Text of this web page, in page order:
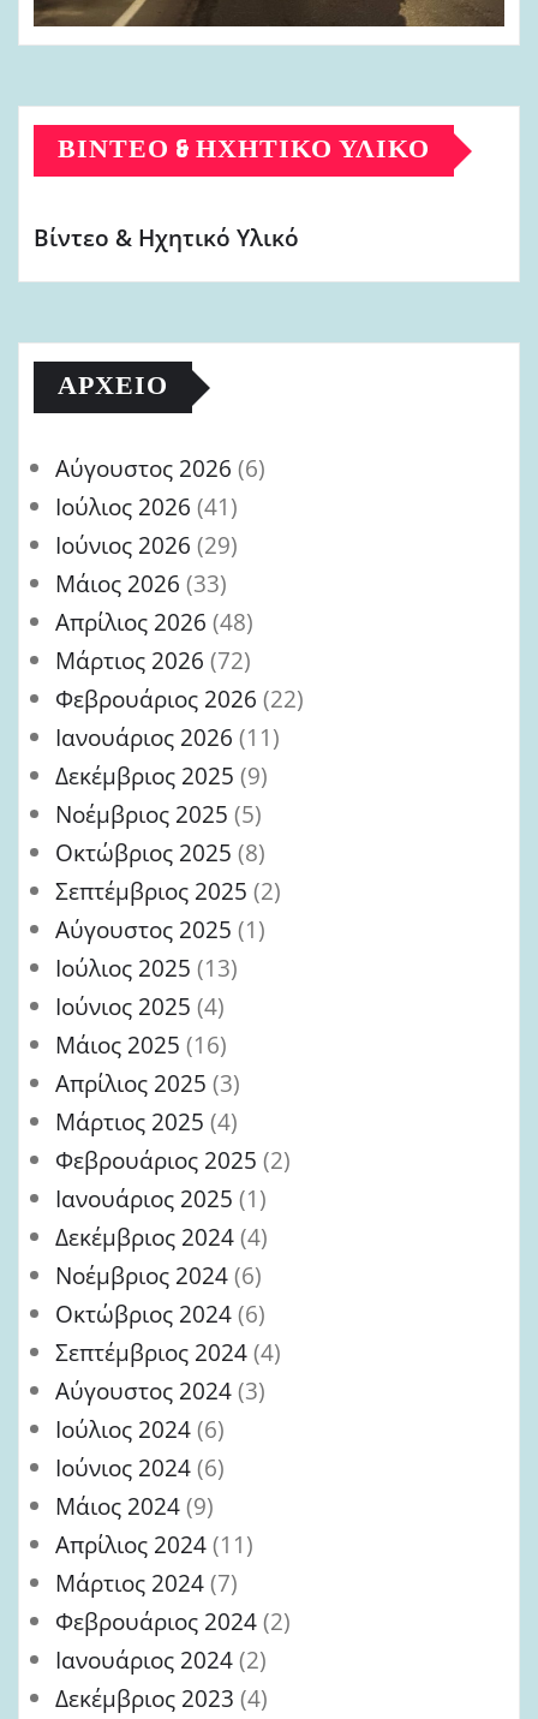
ΒΊΝΤΕΟ & ΗΧΗΤΙΚΌ ΥΛΙΚΌ
Βίντεο & Ηχητικό Υλικό
ΑΡΧΕΊΟ
Αύγουστος 2026 (6)
Ιούλιος 2026 (41)
Ιούνιος 2026 (29)
Μάιος 2026 (33)
Απρίλιος 2026 (48)
Μάρτιος 2026 (72)
Φεβρουάριος 2026 (22)
Ιανουάριος 2026 (11)
Δεκέμβριος 2025 (9)
Νοέμβριος 2025 (5)
Οκτώβριος 2025 (8)
Σεπτέμβριος 2025 (2)
Αύγουστος 2025 (1)
Ιούλιος 2025 (13)
Ιούνιος 2025 (4)
Μάιος 2025 (16)
Απρίλιος 2025 (3)
Μάρτιος 2025 (4)
Φεβρουάριος 2025 (2)
Ιανουάριος 2025 (1)
Δεκέμβριος 2024(4)
Νοέμβριος 2024(6)
Οκτώβριος 2024(6)
Σεπτέμβριος 2024(4)
Αύγουστος 2024(3)
Ιούλιος 2024(6)
Ιούνιος 2024(6)
Μάιος 2024(9)
Απρίλιος 2024(11)
Μάρτιος 2024(7)
Φεβρουάριος 2024(2)
Ιανουάριος 2024(2)
Δεκέμβριος 2023 (4)